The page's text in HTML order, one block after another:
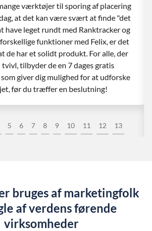
5 6 7 8 9 10 11 12 13
værktøjer til sporing af placering
at det kan være svært at finde "det
have leget rundt med Ranktracker og
funktioner med Felix, er det
de har et solidt produkt. For alle, der
tvivl, tilbyder de en 7 dages gratis
giver dig mulighed for at udforske
før du træffer en beslutning!
bruges af marketingfolk
af verdens førende
virksomheder